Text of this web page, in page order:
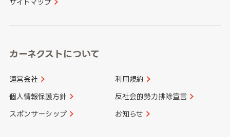
サイトマップ
カーネクストについて
運営会社 利用規約
個人情報保護方針 反社会的勢力排除宣言
スポンサーシップ お知らせ